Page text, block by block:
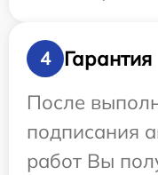
4
Гарантия
После
подписания
работ Вы